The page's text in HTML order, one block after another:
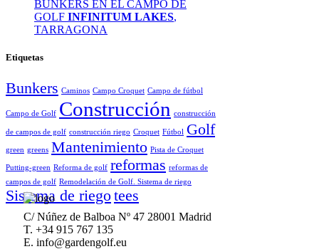
BUNKERS EN EL CAMPO DE
GOLF INFINITUM LAKES,
TARRAGONA
Etiquetas
Bunkers Caminos Campo Croquet Campo de fútbol
Campo de Golf Construcción construcción
de campos de golf construcción riego Croquet Fútbol Golf
green greens Mantenimiento Pista de Croquet
Putting-green Reforma de golf reformas reformas de
campos de golf Remodelación de Golf. Sistema de riego
Sistema de riegotees
C/ Núñez de Balboa Nº 47 28001 Madrid
T. +34 915 767 135
E. info@gardengolf.eu